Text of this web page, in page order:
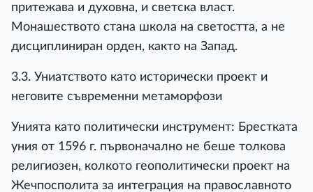
притежава и духовна, и светска власт.
Монашеството стана школа на светостта, а не
дисциплиниран орден, както на Запад.
3.3. Униатството като исторически проект и
неговите съвременни метаморфози
Унията като политически инструмент: Брестката
уния от 1596 г. първоначално не беше толкова
религиозен, колкото геополитически проект на
Жечпосполита за интеграция на православното